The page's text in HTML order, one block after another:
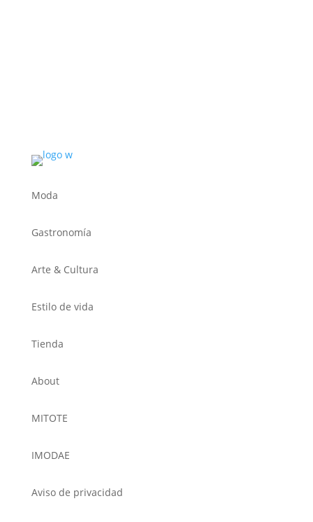
Moda
Gastronomía
Arte & Cultura
Estilo de vida
Tienda
About
MITOTE
IMODAE
Aviso de privacidad